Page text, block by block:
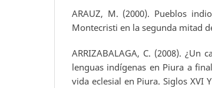
ARAUZ, M. (2000). Pueblos
Montecristi en la segunda mitad
ARRIZABALAGA, C. (2008). ¿Un
lenguas indígenas en Piura a
vida eclesial en Piura. Siglos XVI